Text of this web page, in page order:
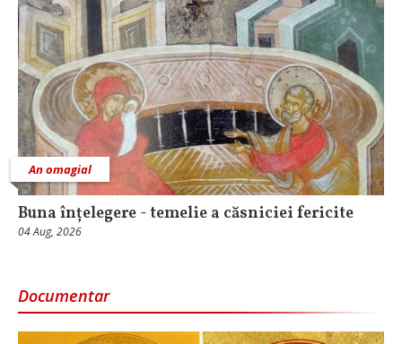
An omagial
Buna înțelegere - temelie a căsniciei fericite
04 Aug, 2026
Documentar